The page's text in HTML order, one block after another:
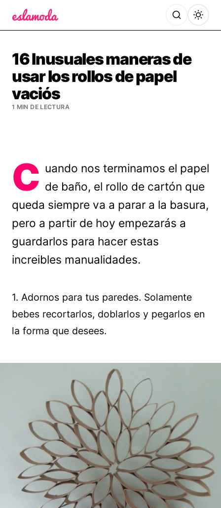
16 Inusuales maneras de
usar los rollos de papel
vaciós
1 MIN DE LECTURA
C uando nos terminamos el papel
de baño, el rollo de cartón que
queda siempre va a parar a la basura,
pero a partir de hoy empezarás a
guardarlos para hacer estas
increibles manualidades.
1. Adornos para tus paredes. Solamente
bebes recortarlos, doblarlos y pegarlos en
la forma que desees.